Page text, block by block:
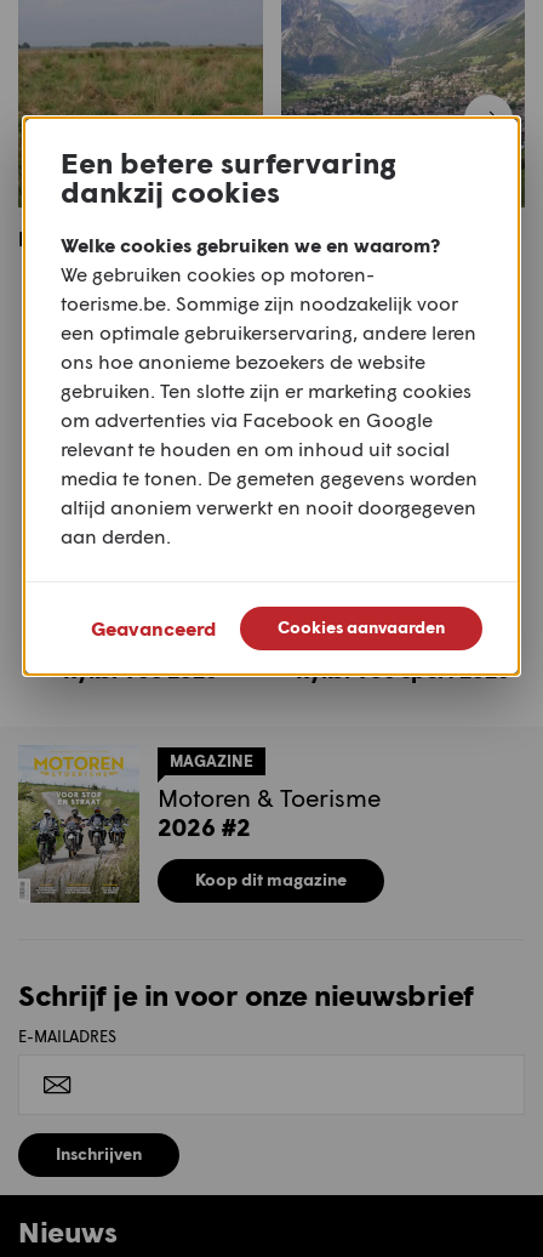
Drents_Plateau
Passo di Gavia
motorroute
Meer motoren
Of bekijk alleAndere,Meer dan € 13.000
Can-Am
Ryker 900 2026
Can-Am
Ryker 900 Sport 2026
MAGAZINE
Motoren & Toerisme
2026 #2
Koop dit magazine
Schrijf je in voor onze nieuwsbrief
E-MAILADRES
Inschrijven
Nieuws
Een betere surfervaring
dankzij cookies
Welke cookies gebruiken we en waarom?
We gebruiken cookies op motoren-
toerisme.be. Sommige zijn noodzakelijk voor
een optimale gebruikerservaring, andere leren
ons hoe anonieme bezoekers de website
gebruiken. Ten slotte zijn er marketing cookies
om advertenties via Facebook en Google
relevant te houden en om inhoud uit social
media te tonen. De gemeten gegevens worden
altijd anoniem verwerkt en nooit doorgegeven
aan derden.
Geavanceerd Cookies aanvaarden